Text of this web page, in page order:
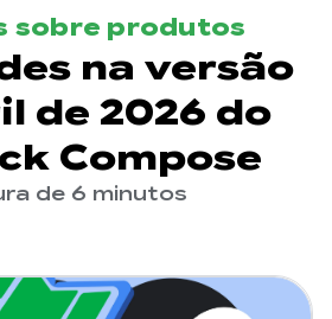
sobre produtos
na versão
de 2026 do
Compose
de 6 minutos